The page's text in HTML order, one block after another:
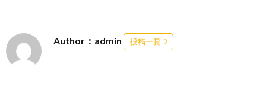
Author：admin 投稿一覧